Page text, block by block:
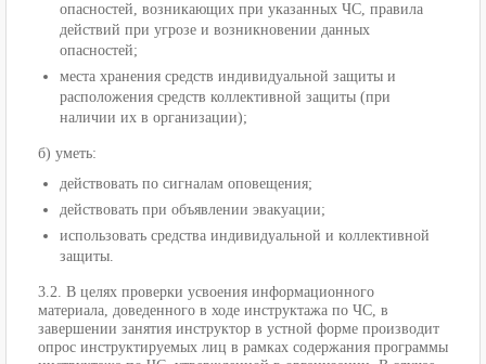
опасностей, возникающих при указанных ЧС, правила
действий при угрозе и возникновении данных
опасностей;
места хранения средств индивидуальной защиты и
расположения средств коллективной защиты (при
наличии их в организации);
б) уметь:
действовать по сигналам оповещения;
действовать при объявлении эвакуации;
использовать средства индивидуальной и коллективной
защиты.
3.2. В целях проверки усвоения информационного
материала, доведенного в ходе инструктажа по ЧС, в
завершении занятия инструктор в устной форме производит
опрос инструктируемых лиц в рамках содержания программы